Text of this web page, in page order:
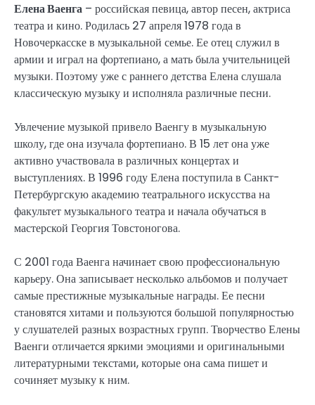
Елена Ваенга – российская певица, автор песен, актриса
театра и кино. Родилась 27 апреля 1978 года в
Новочеркасске в музыкальной семье. Ее отец служил в
армии и играл на фортепиано, а мать была учительницей
музыки. Поэтому уже с раннего детства Елена слушала
классическую музыку и исполняла различные песни.
Увлечение музыкой привело Ваенгу в музыкальную
школу, где она изучала фортепиано. В 15 лет она уже
активно участвовала в различных концертах и
выступлениях. В 1996 году Елена поступила в Санкт-
Петербургскую академию театрального искусства на
факультет музыкального театра и начала обучаться в
мастерской Георгия Товстоногова.
С 2001 года Ваенга начинает свою профессиональную
карьеру. Она записывает несколько альбомов и получает
самые престижные музыкальные награды. Ее песни
становятся хитами и пользуются большой популярностью
у слушателей разных возрастных групп. Творчество Елены
Ваенги отличается яркими эмоциями и оригинальными
литературными текстами, которые она сама пишет и
сочиняет музыку к ним.